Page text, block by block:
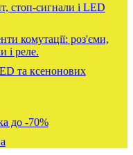
стоп-сигнали і LED
комутації: роз'єми,
і реле.
та ксенонових
до -70%